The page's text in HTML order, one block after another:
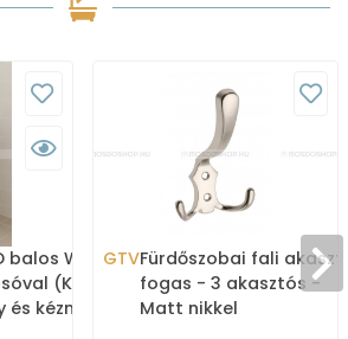
balos WC tartály
(Kombi WC
kézmosó)
GTVFürdőszobai fali
fogas - 3 akasztós -
Matt nikkel